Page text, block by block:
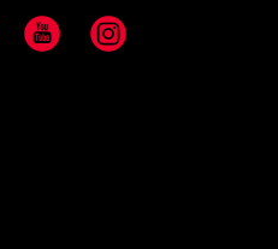
YouTube Instagram